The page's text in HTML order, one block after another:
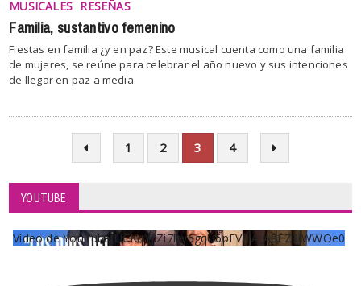
MUSICALES RESEÑAS
Familia, sustantivo femenino
Fiestas en familia ¿y en paz? Este musical cuenta como una familia
de mujeres, se reúne para celebrar el año nuevo y sus intenciones
de llegar en paz a media
1 2 3 4
YOUTUBE
Vídeo de YouTube UCKqYjiZi7lzy6gqU6pFVFiA_A3EZ9JWWOe0